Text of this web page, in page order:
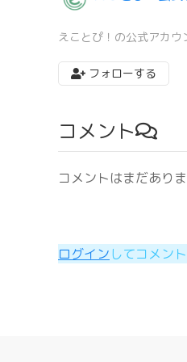
えことぴ！の公式アカウ
フォローする
コメント
コメントはまだあり
ログインしてコメン